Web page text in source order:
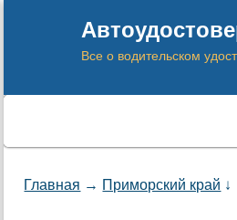
Все о водительском
Главная → Приморский край ↓